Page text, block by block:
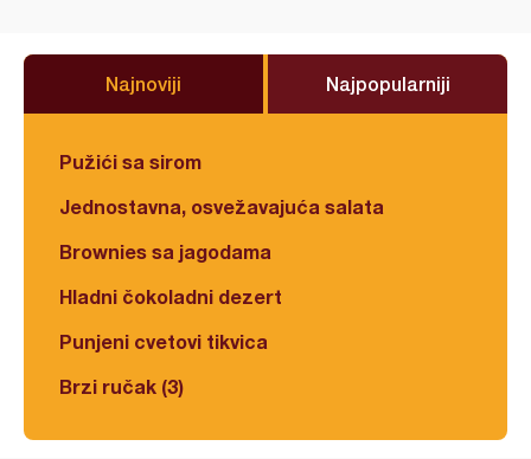
Najnoviji Najpopularniji
Pužići sa sirom
Jednostavna, osvežavajuća salata
Brownies sa jagodama
Hladni čokoladni dezert
Punjeni cvetovi tikvica
Brzi ručak (3)